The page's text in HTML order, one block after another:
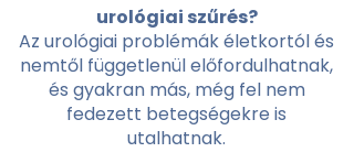
urológiai szűrés?
Az urológiai problémák életkortól és
nemtől függetlenül előfordulhatnak,
és gyakran más, még fel nem
fedezett betegségekre is
utalhatnak.